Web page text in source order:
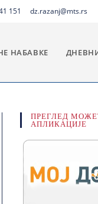
151 dz.razanj@mts.rs
НАБАВКЕ
ПРЕГЛЕД
АПЛИКАЦИЈЕ